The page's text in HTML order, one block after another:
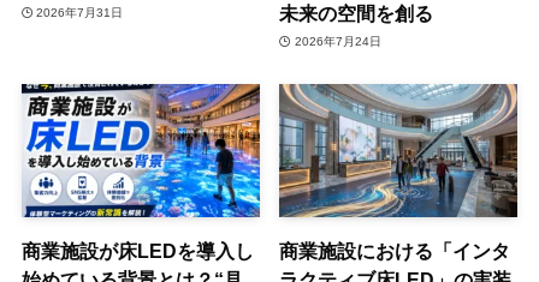
2026年7月31日
未来の空間を創る
2026年7月24日
商業施設が床LEDを導入し
商業施設における「インタ